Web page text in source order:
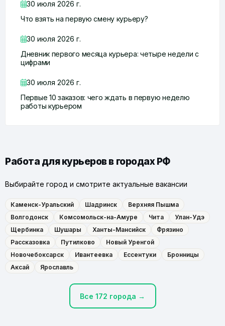
30 июля 2026 г.
Что взять на первую смену курьеру?
30 июля 2026 г.
Дневник первого месяца курьера: четыре недели с
цифрами
30 июля 2026 г.
Первые 10 заказов: чего ждать в первую неделю
работы курьером
Работа для курьеров в городах РФ
Выбирайте город и смотрите актуальные вакансии
Каменск-Уральский Шадринск
Верхняя Пышма
Волгодонск
Комсомольск-на-Амуре Чита
Улан-Удэ
Щербинка
Шушары Ханты-Мансийск
Фрязино
Рассказовка
Путилково
Новый Уренгой
Новочебоксарск
Ивантеевка Ессентуки
Бронницы
Аксай
Ярославль
Все 172 города →